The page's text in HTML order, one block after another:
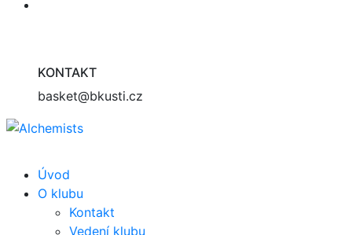
KONTAKT
basket@bkusti.cz
Úvod
O klubu
Kontakt
Vedení klubu